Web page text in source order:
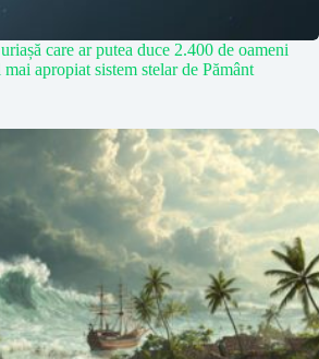
care ar putea duce 2.400 de oameni
apropiat sistem stelar de Pământ